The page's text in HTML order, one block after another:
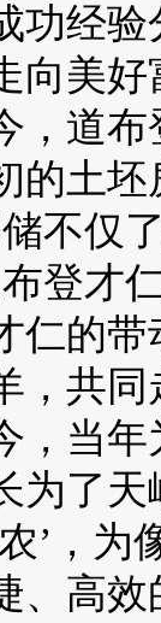
功经
向美
道布登
的土
不仅
登才
仁的
，共
当年为
为了
’，
、高